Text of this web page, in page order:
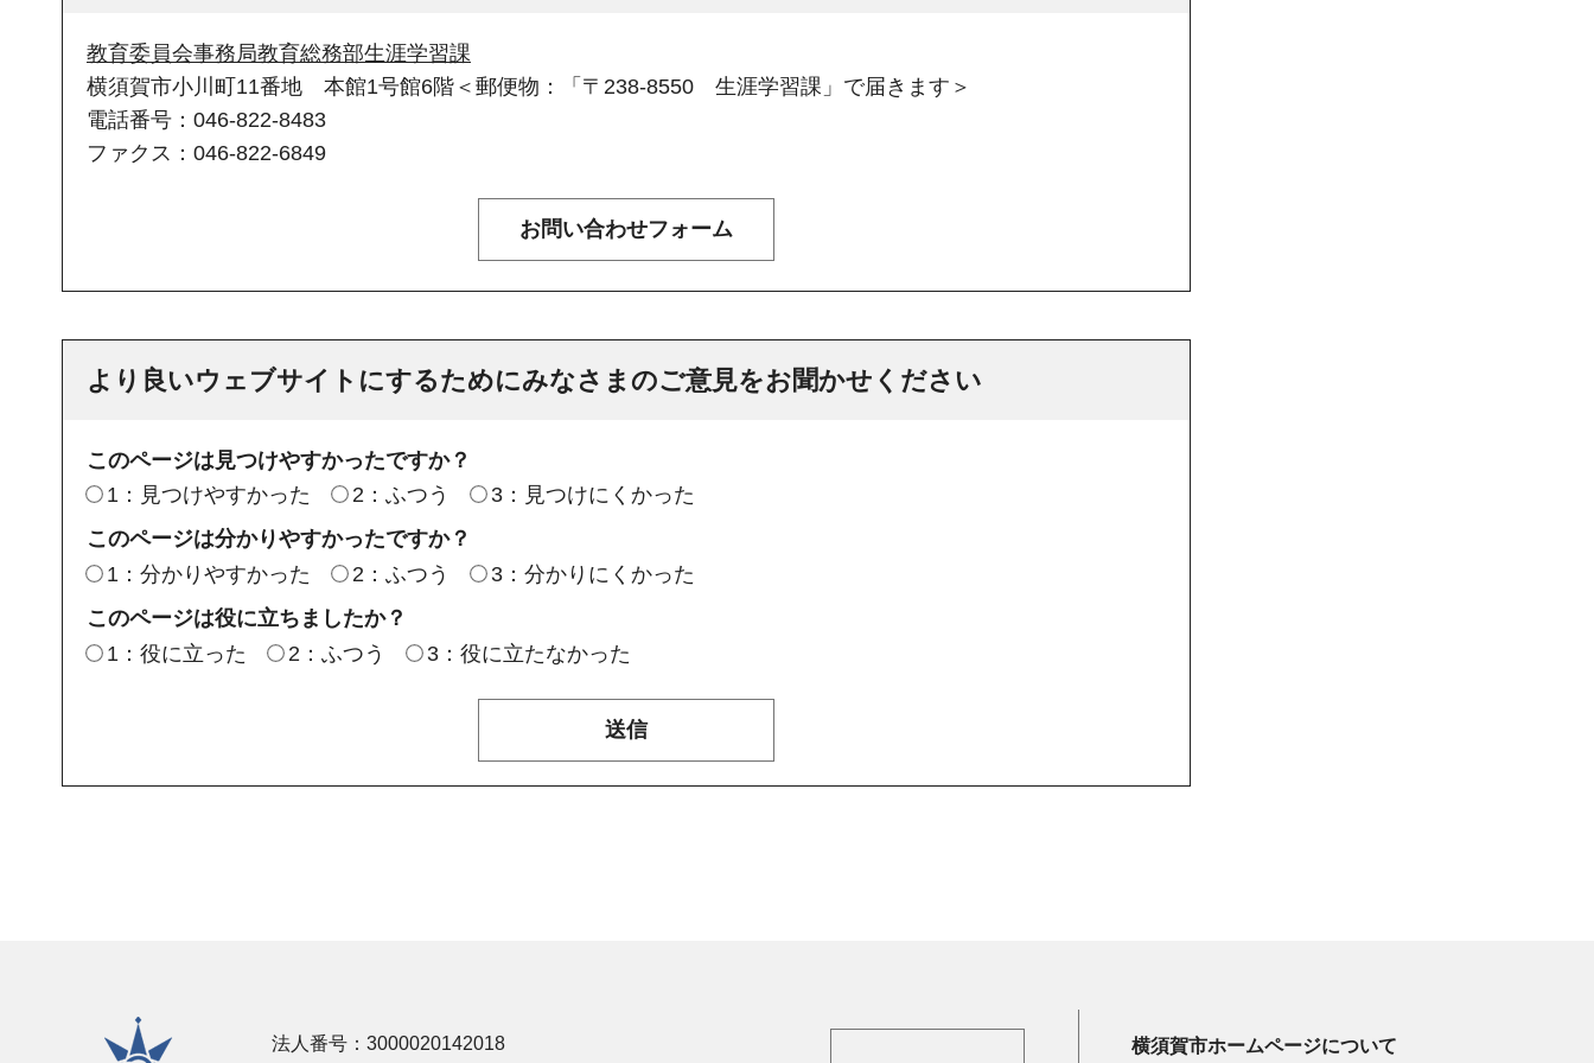
教育委員会事務局教育総務部生涯学習課
横須賀市小川町11番地 本館1号館6階＜郵便物：「〒238-8550 生涯学習課」で届きます＞
電話番号：046-822-8483
ファクス：046-822-6849
より良いウェブサイトにするためにみなさまのご意見をお聞かせください
このページは見つけやすかったですか？
1：見つけやすかった
2：ふつう
3：見つけにくかった
このページは分かりやすかったですか？
1：分かりやすかった
2：ふつう
3：分かりにくかった
このページは役に立ちましたか？
1：役に立った
2：ふつう 3：役に立たなかった
横須賀市 法人番号：3000020142018 横須賀市ホームページについて